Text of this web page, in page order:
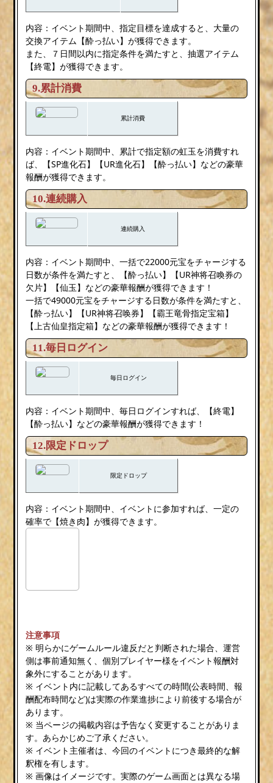
内容：イベント期間中、指定目標を達成すると、大量の
交換アイテム【酔っ払い】が獲得できます。
また、７日間以内に指定条件を満たすと、抽選アイテム
【終電】が獲得できます。
9.累計消費
累計消費
内容：イベント期間中、累計で指定額の虹玉を消費すれ
ば、【SP進化石】【UR進化石】【酔っ払い】などの豪華
報酬が獲得できます。
10.連続購入
連続購入
内容：イベント期間中、一括で22000元宝をチャージする
日数が条件を満たすと、【酔っ払い】【UR神将召喚券の
欠片】【仙玉】などの豪華報酬が獲得できます！
一括で49000元宝をチャージする日数が条件を満たすと、
【酔っ払い】【UR神将召唤券】【霸王竜骨指定宝箱】
【上古仙皇指定箱】などの豪華報酬が獲得できます！
11.毎日ログイン
毎日ログイン
内容：イベント期間中、毎日ログインすれば、【終電】
【酔っ払い】などの豪華報酬が獲得できます！
12.限定ドロップ
限定ドロップ
内容：イベント期間中、イベントに参加すれば、一定の
確率で【焼き肉】が獲得できます。
注意事項
※ 明らかにゲームルール違反だと判断された場合、運営
側は事前通知無く、個別プレイヤー様をイベント報酬対
象外にすることがあります。
※ イベント内に記載してあるすべての時間(公表時間、報
酬配布時間など)は実際の作業進捗により前後する場合が
あります。
※ 当ページの掲載内容は予告なく変更することがありま
す。あらかじめご了承ください。
※ イベント主催者は、今回のイベントにつき最終的な解
釈権を有します。
※ 画像はイメージです。実際のゲーム画面とは異なる場